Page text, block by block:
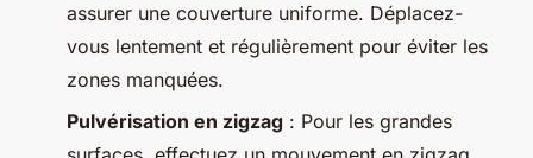
assurer une couverture uniforme. Déplacez-
vous lentement et régulièrement pour éviter les
zones manquées.
Pulvérisation en zigzag : Pour les grandes